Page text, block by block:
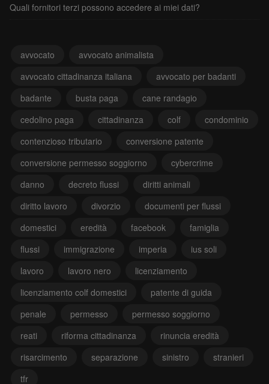
Quali fornitori terzi possono accedere ai miei dati?
avvocato
avvocato animalista
avvocato cittadinanza italiana
avvocato per badanti
badante
busta paga
cane randagio
cedolino paga
cittadinanza colf
condominio
contenzioso tributario
conversione patente
conversione permesso soggiorno
cybercrime
danno
decreto flussi
diritti animali
diritto lavoro
divorzio
documenti per flussi
domestici
eredità facebook
famiglia
flussi
immigrazione imperia
ius soli
lavoro
lavoro nero
licenziamento
licenziamento colf domestici
patente di guida
penale
permesso
permesso soggiorno
reati
riforma cittadinanza
rinuncia eredità
risarcimento
separazione sinistro
stranieri
tfr